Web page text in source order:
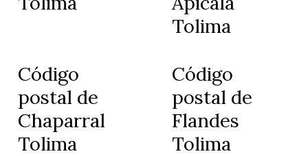
Tolima
Código
postal de
Chaparral
Tolima
Código
postal de
Flandes
Tolima